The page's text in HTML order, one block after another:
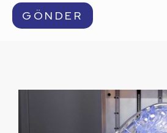
GÖNDER